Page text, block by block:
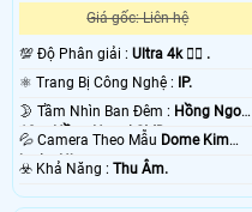
Giá gốc: Liên hệ
💯 Độ Phân giải : Ultra 4k 👍🏾 .
⚛️ Trang Bị Công Nghệ :
IP.
🌛 Tầm Nhìn Ban Đêm : Hồng Ngoại
10m Hồng Ngoại SMD.
💦 Camera Theo Mẫu Dome Kim
loại + Nhựa.
️☣️ Khả Năng : Thu Âm.